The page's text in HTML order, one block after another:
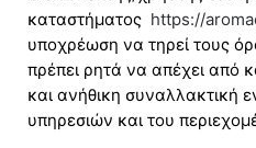
καταστήματος https://
υποχρέωση να τηρεί τους
πρέπει ρητά να απέχει από
και ανήθικη συναλλακτική
υπηρεσιών και του